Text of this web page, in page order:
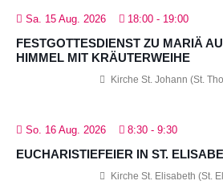
Sa. 15 Aug. 2026 18:00 - 19:00
FESTGOTTESDIENST ZU MARIÄ
HIMMEL MIT KRÄUTERWEIHE
Kirche St. Johann (St.
So. 16 Aug. 2026 8:30 - 9:30
EUCHARISTIEFEIER IN ST.
Kirche St. Elisabeth (St.